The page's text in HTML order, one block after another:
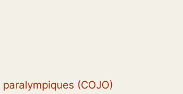
(COJO)